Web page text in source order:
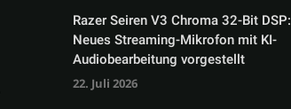
Razer Seiren V3 Chroma 32-Bit DSP:
Neues Streaming-Mikrofon mit KI-
Audiobearbeitung vorgestellt
22. Juli 2026